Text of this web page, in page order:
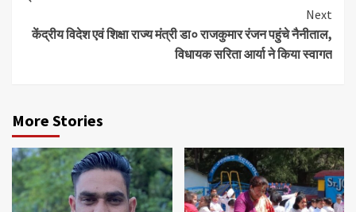
Next
केंद्रीय विदेश एवं शिक्षा राज्य मंत्री डा० राजकुमार रंजन पहुंचे नैनीताल,
विधायक सरिता आर्या ने किया स्वागत
More Stories